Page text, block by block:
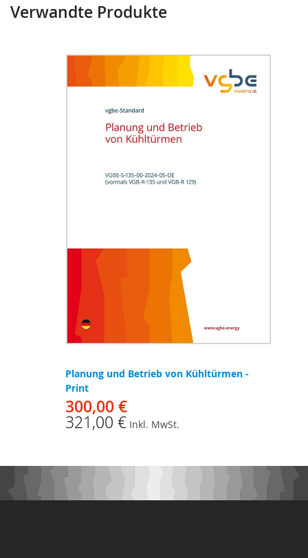
Verwandte Produkte
Planung und Betrieb von Kühltürmen -
Print
300,00 €
321,00 € Inkl. MwSt.